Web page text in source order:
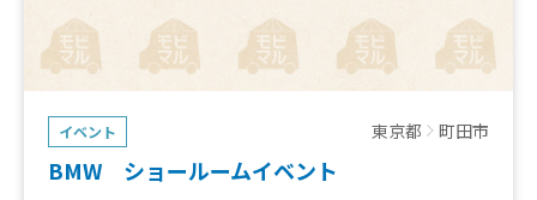
イベント 東京都 町田市
BMW ショールームイベント